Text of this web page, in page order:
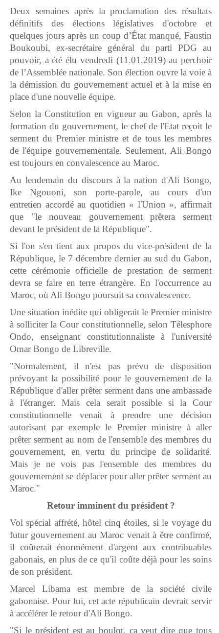
Deux semaines après la proclamation des résultats
définitifs des élections législatives d'octobre et
quelques jours après un coup d’État manqué, Faustin
Boukoubi, ex-secrétaire général du parti PDG au
pouvoir, a été élu vendredi (11.01.2019) au perchoir
de l’Assemblée nationale. Son élection ouvre la voie à
la démission du gouvernement actuel et à la mise en
place d'une nouvelle équipe.
Selon la Constitution en vigueur au Gabon, après la
formation du gouvernement, le chef de l'Etat reçoit le
serment du Premier ministre et de tous les membres
de l'équipe gouvernementale. Seulement, Ali Bongo
est toujours en convalescence au Maroc.
Au lendemain du discours à la nation d'Ali Bongo,
Ike Ngouoni, son porte-parole, au cours d'un
entretien accordé au quotidien « l'Union », affirmait
que "le nouveau gouvernement prêtera serment
devant le président de la République".
Si l'on s'en tient aux propos du vice-président de la
République, le 7 décembre dernier au sud du Gabon,
cette cérémonie officielle de prestation de serment
devra se faire en terre étrangère. En l'occurrence au
Maroc, où Ali Bongo poursuit sa convalescence.
Une situation inédite qui obligerait le Premier ministre
à solliciter la Cour constitutionnelle, selon Télesphore
Ondo, enseignant constitutionnaliste à l'université
Omar Bongo de Libreville.
"Normalement, il n'est pas prévu de disposition
prévoyant la possibilité pour le gouvernement de la
République d'aller prêter serment dans une ambassade
à l'étranger. Mais cela serait possible si la Cour
constitutionnelle venait à prendre une décision
autorisant par exemple le Premier ministre à aller
prêter serment au nom de l'ensemble des membres du
gouvernement, en vertu du principe de solidarité.
Mais je ne vois pas l'ensemble des membres du
gouvernement se déplacer pour aller prêter serment au
Maroc."
Retour imminent du président ?
Vol spécial affrété, hôtel cinq étoiles, si le voyage du
futur gouvernement au Maroc venait à être confirmé,
il coûterait énormément d'argent aux contribuables
gabonais, en plus de ce qu'il coûte déjà pour les soins
de son président.
Marcel Libama est membre de la société civile
gabonaise. Pour lui, cet acte républicain devrait servir
à accélérer le retour d'Ali Bongo.
"Si le président est au boulot, ça veut dire que tous